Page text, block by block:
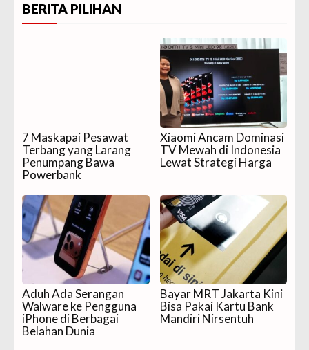
BERITA PILIHAN
7 Maskapai Pesawat
Terbang yang Larang
Penumpang Bawa
Powerbank
Xiaomi Ancam Dominasi
TV Mewah di Indonesia
Lewat Strategi Harga
Aduh Ada Serangan
Walware ke Pengguna
iPhone di Berbagai
Belahan Dunia
Bayar MRT Jakarta Kini
Bisa Pakai Kartu Bank
Mandiri Nirsentuh